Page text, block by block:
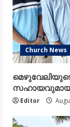
Church News
സഹായവുമായി
Editor